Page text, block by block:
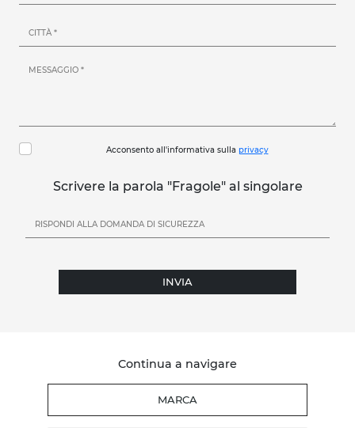
Acconsento all'informativa sulla privacy
Scrivere la parola "Fragole" al singolare
INVIA
Continua a navigare
MARCA